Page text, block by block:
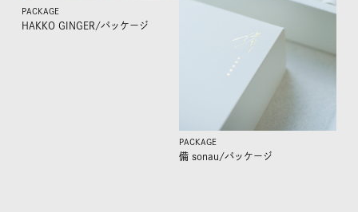
PACKAGE
HAKKO GINGER/パッケージ
PACKAGE
備 sonau/パッケージ